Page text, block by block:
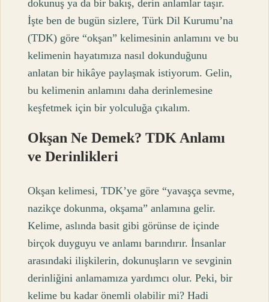
dokunuş ya da bir bakış, derin anlamlar taşır.
İşte ben de bugün sizlere, Türk Dil Kurumu’na
(TDK) göre “okşan” kelimesinin anlamını ve bu
kelimenin hayatımıza nasıl dokunduğunu
anlatan bir hikâye paylaşmak istiyorum. Gelin,
bu kelimenin anlamını daha derinlemesine
keşfetmek için bir yolculuğa çıkalım.
Okşan Ne Demek? TDK Anlamı
ve Derinlikleri
Okşan kelimesi, TDK’ye göre “yavaşça sevme,
nazikçe dokunma, okşama” anlamına gelir.
Kelime, aslında basit gibi görünse de içinde
birçok duyguyu ve anlamı barındırır. İnsanlar
arasındaki ilişkilerin, dokunuşların ve sevginin
derinliğini anlamamıza yardımcı olur. Peki, bir
kelime bu kadar önemli olabilir mi? Hadi